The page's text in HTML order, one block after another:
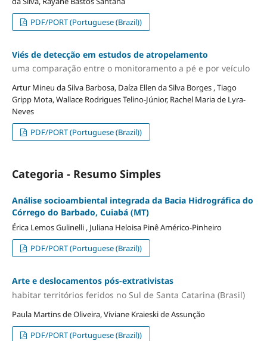
PDF/PORT (Portuguese (Brazil))
Viés de detecção em estudos de atropelamento
uma comparação entre o monitoramento a pé e por veículo
Artur Mineu da Silva Barbosa, Daíza Ellen da Silva Borges , Tiago
Gripp Mota, Wallace Rodrigues Telino-Júnior, Rachel Maria de Lyra-
Neves
PDF/PORT (Portuguese (Brazil))
Categoria - Resumo Simples
Análise socioambiental integrada da Bacia Hidrográfica do
Córrego do Barbado, Cuiabá (MT)
Érica Lemos Gulinelli , Juliana Heloisa Pinê Américo-Pinheiro
PDF/PORT (Portuguese (Brazil))
Arte e deslocamentos pós-extrativistas
habitar territórios feridos no Sul de Santa Catarina (Brasil)
Paula Martins de Oliveira, Viviane Kraieski de Assunção
PDF/PORT (Portuguese (Brazil))